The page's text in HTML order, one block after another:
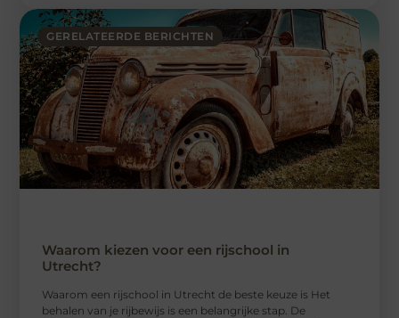
GERELATEERDE BERICHTEN
Waarom kiezen voor een rijschool in
Utrecht?
Waarom een ​​rijschool in Utrecht de beste keuze is Het
behalen van je rijbewijs is een belangrijke stap. De